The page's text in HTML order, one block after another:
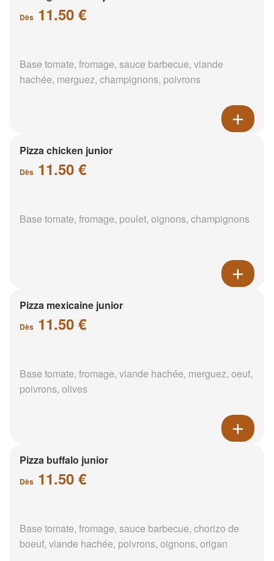
Dès 11.50 €
Base tomate, fromage, sauce barbecue, viande
hachée, merguez, champignons, poivrons
Pizza chicken junior
Dès 11.50 €
Base tomate, fromage, poulet, oignons, champignons
Pizza mexicaine junior
Dès 11.50 €
Base tomate, fromage, viande hachée, merguez, oeuf,
poivrons, olives
Pizza buffalo junior
Dès 11.50 €
Base tomate, fromage, sauce barbecue, chorizo de
boeuf, viande hachée, poivrons, oignons, origan